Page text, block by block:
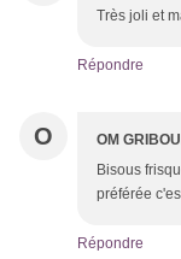
Très joli et
Répondre
O OM
Bisous
préférée
Répondre